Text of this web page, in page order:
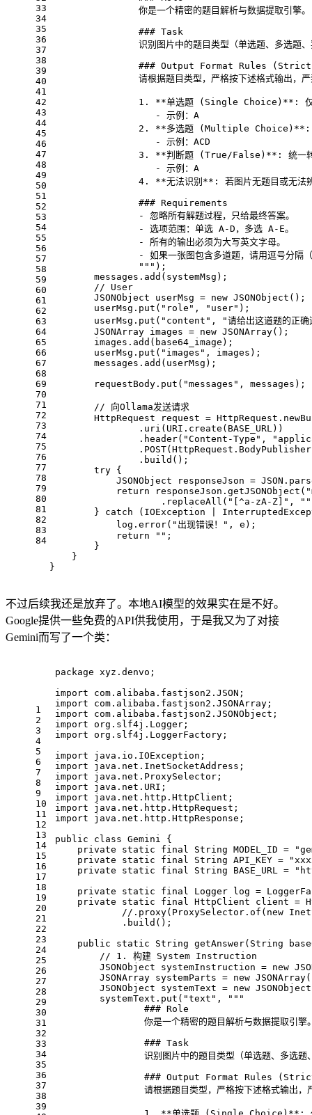
33
34
35
36
37
38
39
40
41
42
43
44
45
46
47
48
49
50
51
52
53
54
55
56
57
58
59
60
61
62
63
64
65
66
67
68
69
70
71
72
73
74
75
76
77
78
79
80
81
82
83
84
                你是一个精密的题目解析与数据提取引擎。
                ### Task
识别图片中的题目类型（单选题、多选题、
### Output Format Rules
请根据题目类型，严格按下述格式输出，严
1. **单选题 (Single Choice)**: 仅
                   - 示例：A
2. **多选题 (Multiple Choice)**: 按
                   - 示例：ACD
3. **判断题 (True/False)**: 统一转
                   - 示例：A
4. **无法识别**: 若图片无题目或无法
                ### Requirements
                - 忽略所有解题过程，只给最终答案。
                - 选项范围：单选 A-D，多选 A-E。
                - 所有的输出必须为大写英文字母。
- 如果一张图包含多道题，请用逗号分隔
                """
);
        messages.add(systemMsg);
// User
JSONObject
userMsg = new JSONObject ();
        userMsg.put(
"role" , "user" );
        userMsg.put(
"content" ,
"请给出这道题的正
JSONArray images = new JSONArray();
        images.add(base64_image);
        userMsg.put(
"images" , images);
        messages.add(userMsg);
        requestBody.put(
"messages" , messages);
// 向Ollama发送请求
HttpRequest
request =
                .uri(URI.create(BASE_URL))
                .header(
"Content-Type" ,
                .build();
try {
JSONObject
responseJson =
return responseJson.getJSONObject(
                    .replaceAll(
"[^a-zA-Z]" , ""
        }
catch (IOException |
            log.error(
"出现错误！" , e);
return
"" ;
        }
    }
}
不过后续我还是放弃了。本地AI模型的效果实在是不好。
Google提供一些免费的API供我使用，于是我又为了对接
Gemini而写了一个类：
1
2
3
4
5
6
7
8
9
10
11
12
13
14
15
16
17
18
19
20
21
22
23
24
25
26
27
28
29
30
31
32
33
34
35
36
37
38
39
package xyz.denvo;
import com.alibaba.fastjson2.JSON;
import com.alibaba.fastjson2.JSONArray;
import com.alibaba.fastjson2.JSONObject;
import org.slf4j.Logger;
import org.slf4j.LoggerFactory;
import java.io.IOException;
import java.net.InetSocketAddress;
import java.net.ProxySelector;
import java.net.URI;
import java.net.http.HttpClient;
import java.net.http.HttpRequest;
import java.net.http.HttpResponse;
public
class Gemini {
private
static final String MODEL_ID =
private
static final String API_KEY =
private
static final String BASE_URL =
private
static final Logger log =
private
static final HttpClient client =
//.proxy(ProxySelector.of(new
            .build();
public
static String getAnswer(String
// 1. 构建 System Instruction
JSONObject
systemInstruction = new
JSONArray systemParts = new JSONArray
JSONObject
systemText = new JSONObject
        systemText.put(
"text" ,
"""
                ### Role
你是一个精密的题目解析与数据提取引擎
                ### Task
识别图片中的题目类型（单选题、多选题
### Output Format Rules
请根据题目类型，严格按下述格式输出，